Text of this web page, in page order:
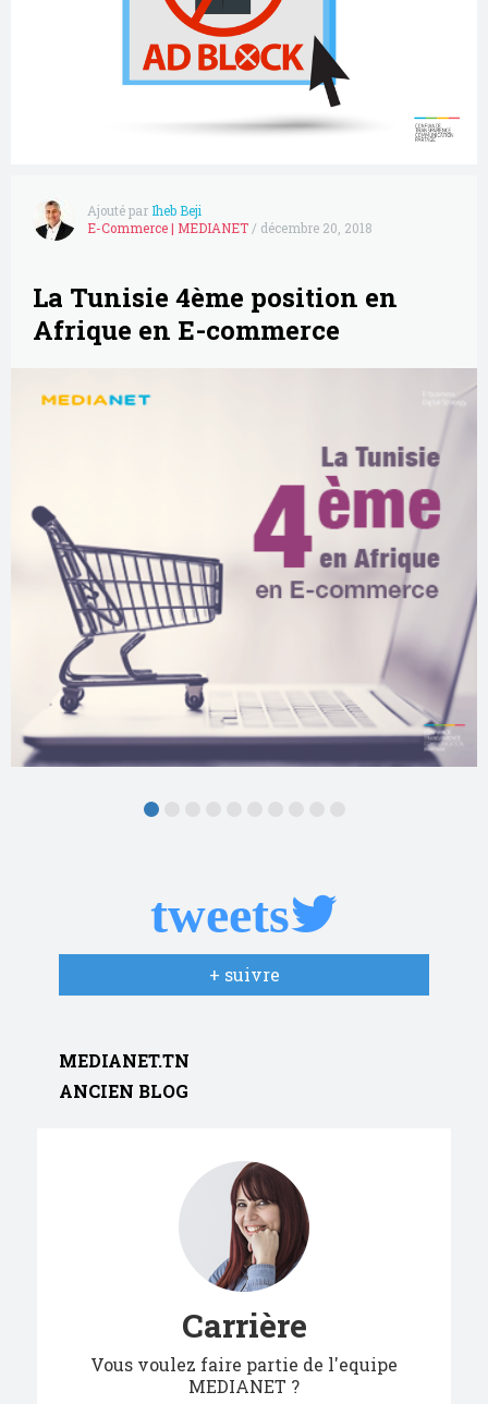
Ajouté par Iheb Beji
E-Commerce | MEDIANET / décembre 20, 2018
La Tunisie 4ème position en
Afrique en E-commerce
tweets
+ suivre
MEDIANET.TN
ANCIEN BLOG
Carrière
Vous voulez faire partie de l'equipe
MEDIANET ?